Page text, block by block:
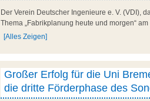
Der Verein Deutscher Ingenieure e. V. (VDI),
Thema „Fabrikplanung heute und morgen“
[Alles Zeigen]
Großer Erfolg für die Uni
die dritte Förderphase des